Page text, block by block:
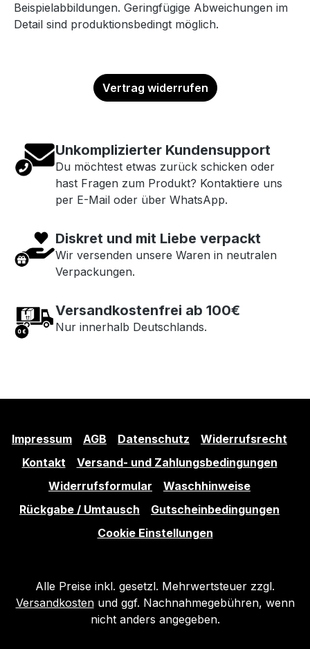
Beispielabbildungen. Geringfügige Abweichungen im
Detail sind produktionsbedingt möglich.
Vertrag widerrufen
Unkomplizierter Kundensupport
Du möchtest etwas zurück schicken oder
hast Fragen zum Produkt? Kontaktiere uns
per E-Mail oder über WhatsApp.
Diskret und mit Liebe verpackt
Wir versenden unsere Waren in neutralen
Verpackungen.
Versandkostenfrei ab 100€
Nur innerhalb Deutschlands.
Impressum AGB Datenschutz
Widerrufsrecht
Kontakt
Versand- und Zahlungsbedingungen
Widerrufsformular
Waschhinweise
Rückgabe / Umtausch
Gutscheinbedingungen
Cookie Einstellungen
Alle Preise inkl. gesetzl. Mehrwertsteuer zzgl.
Versandkostenund ggf. Nachnahmegebühren, wenn
nicht anders angegeben.